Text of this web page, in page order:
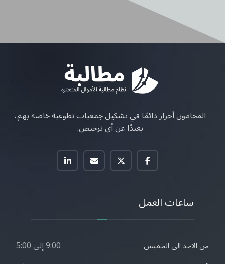
المحامون أحرار دائمًا في تشكيل جمعيات تطوعية خاصة بهم،
بعيدًا عن أي ترخيص.
ساعات العمل
من الاحد الى الخميس 9:00 إلى 5:00